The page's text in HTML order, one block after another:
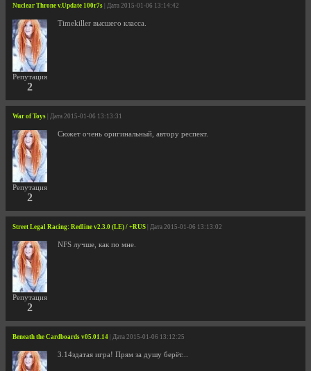
Nuclear Throne v.Update 100r7s | Дата 2015-01-06 13:14:42
Репутация
2
Timekiller высшего класса.
War of Toys | Дата 2015-01-06 13:13:31
Репутация
2
Сюжет очень оригинальный, автору респект.
Street Legal Racing: Redline v2.3.0 (LE) / +RUS | Дата 2015-01-06 13:13:02
Репутация
2
NFS лучше, как по мне.
Beneath the Cardboards v05.01.14 | Дата 2015-01-06 13:12:25
3.14здатая игра! Прям за душу берёт...